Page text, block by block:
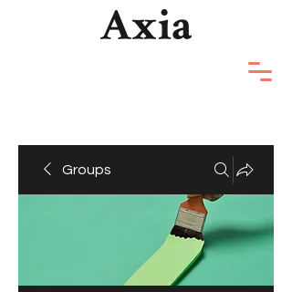
Groups